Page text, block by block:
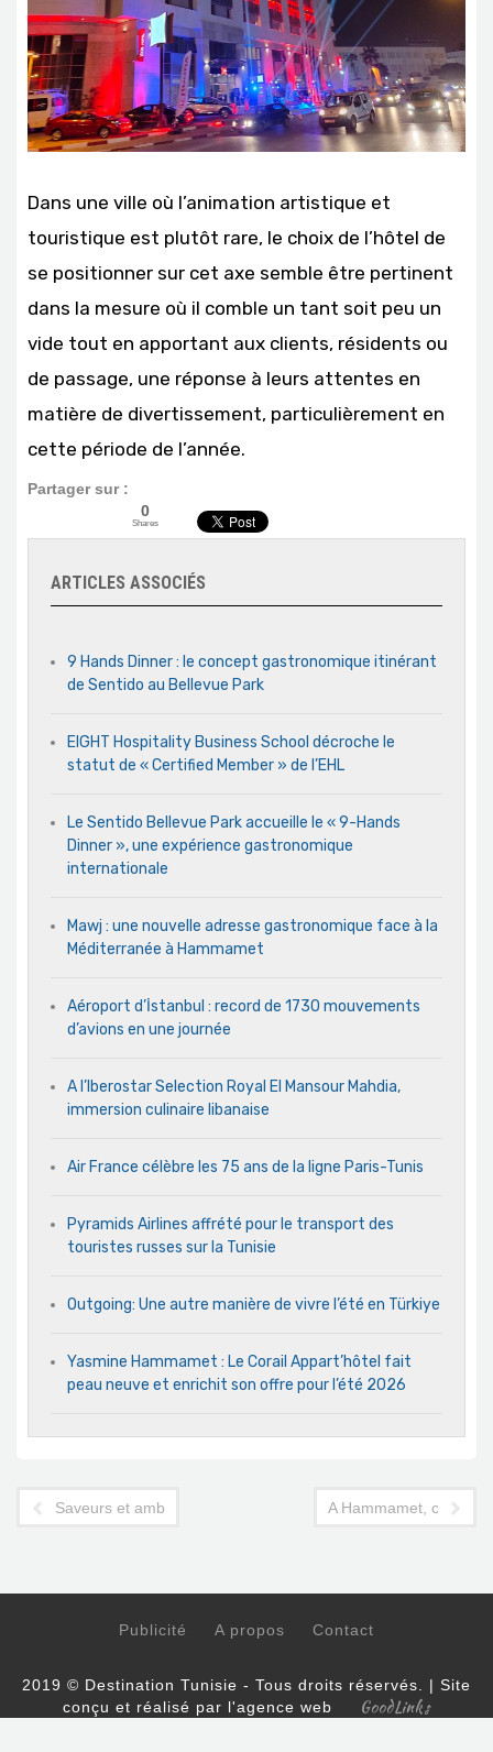
Dans une ville où l’animation artistique et
touristique est plutôt rare, le choix de l’hôtel de
se positionner sur cet axe semble être pertinent
dans la mesure où il comble un tant soit peu un
vide tout en apportant aux clients, résidents ou
de passage, une réponse à leurs attentes en
matière de divertissement, particulièrement en
cette période de l’année.
Partager sur :
0
Shares
ARTICLES ASSOCIÉS
9 Hands Dinner : le concept gastronomique itinérant
de Sentido au Bellevue Park
EIGHT Hospitality Business School décroche le
statut de « Certified Member » de l’EHL
Le Sentido Bellevue Park accueille le « 9-Hands
Dinner », une expérience gastronomique
internationale
Mawj : une nouvelle adresse gastronomique face à la
Méditerranée à Hammamet
Aéroport d’İstanbul : record de 1730 mouvements
d’avions en une journée
A l’Iberostar Selection Royal El Mansour Mahdia,
immersion culinaire libanaise
Air France célèbre les 75 ans de la ligne Paris-Tunis
Pyramids Airlines affrété pour le transport des
touristes russes sur la Tunisie
Outgoing: Une autre manière de vivre l’été en Türkiye
Yasmine Hammamet : Le Corail Appart’hôtel fait
peau neuve et enrichit son offre pour l’été 2026
Saveurs et ambiance mexicaines au Laico Tunis Hotel
A Hammamet, ce qui
Publicité A propos Contact
2019 © Destination Tunisie - Tous droits réservés. | Site
conçu et réalisé par l'agence web
GoodLinks